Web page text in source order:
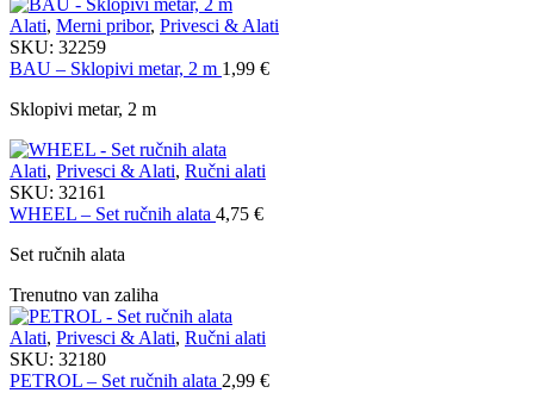
Alati, Merni pribor, Privesci & Alati
SKU: 32259
BAU – Sklopivi metar, 2 m 1,99 €
Sklopivi metar, 2 m
Alati, Privesci & Alati, Ručni alati
SKU: 32161
WHEEL – Set ručnih alata 4,75 €
Set ručnih alata
Trenutno van zaliha
Alati, Privesci & Alati, Ručni alati
SKU: 32180
PETROL – Set ručnih alata 2,99 €